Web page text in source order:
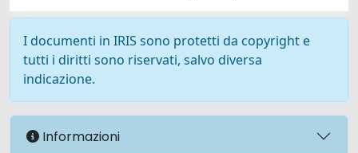
I documenti in IRIS sono protetti da copyright e
tutti i diritti sono riservati, salvo diversa
indicazione.
Informazioni